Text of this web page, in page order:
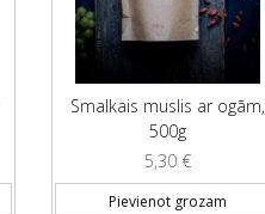
Smalkais muslis ar ogām,
500g
5,30 €
Pievienot grozam